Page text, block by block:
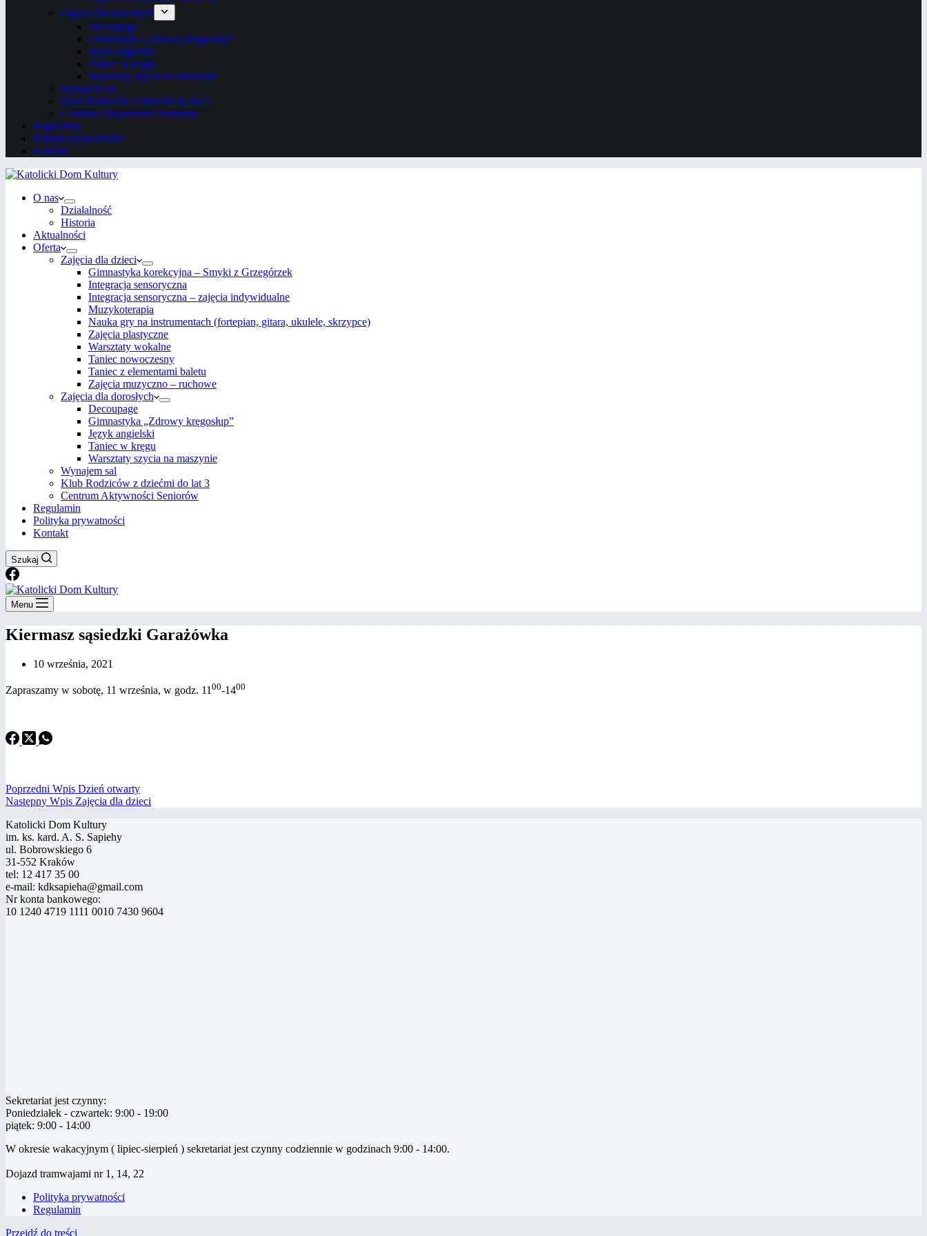
Zajęcia dla dorosłych
Decoupage
Gimnastyka „Zdrowy kręgosłup”
Język angielski
Taniec w kręgu
Warsztaty szycia na maszynie
Wynajem sal
Klub Rodziców z dziećmi do lat 3
Centrum Aktywności Seniorów
Regulamin
Polityka prywatności
Kontakt
O nas
Działalność
Historia
Aktualności
Oferta
Zajęcia dla dzieci
Gimnastyka korekcyjna – Smyki z Grzegórzek
Integracja sensoryczna
Integracja sensoryczna – zajęcia indywidualne
Muzykoterapia
Nauka gry na instrumentach (fortepian, gitara, ukulele, skrzypce)
Zajęcia plastyczne
Warsztaty wokalne
Taniec nowoczesny
Taniec z elementami baletu
Zajęcia muzyczno – ruchowe
Zajęcia dla dorosłych
Decoupage
Gimnastyka „Zdrowy kręgosłup”
Język angielski
Taniec w kręgu
Warsztaty szycia na maszynie
Wynajem sal
Klub Rodziców z dziećmi do lat 3
Centrum Aktywności Seniorów
Regulamin
Polityka prywatności
Kontakt
Szukaj
Menu
Kiermasz sąsiedzki Garażówka
10 września, 2021
Zapraszamy w sobotę, 11 września, w godz. 11 00-1400
Poprzedni Wpis Dzień otwarty
Następny Wpis Zajęcia dla dzieci
Katolicki Dom Kultury
im. ks. kard. A. S. Sapiehy
ul. Bobrowskiego 6
31-552 Kraków
tel: 12 417 35 00
e-mail: kdksapieha@gmail.com
Nr konta bankowego:
10 1240 4719 1111 0010 7430 9604
Sekretariat jest czynny:
Poniedziałek - czwartek: 9:00 - 19:00
piątek: 9:00 - 14:00
W okresie wakacyjnym ( lipiec-sierpień ) sekretariat jest czynny codziennie w godzinach 9:00 - 14:00.
Dojazd tramwajami nr 1, 14, 22
Polityka prywatności
Regulamin
Przejdź do treści